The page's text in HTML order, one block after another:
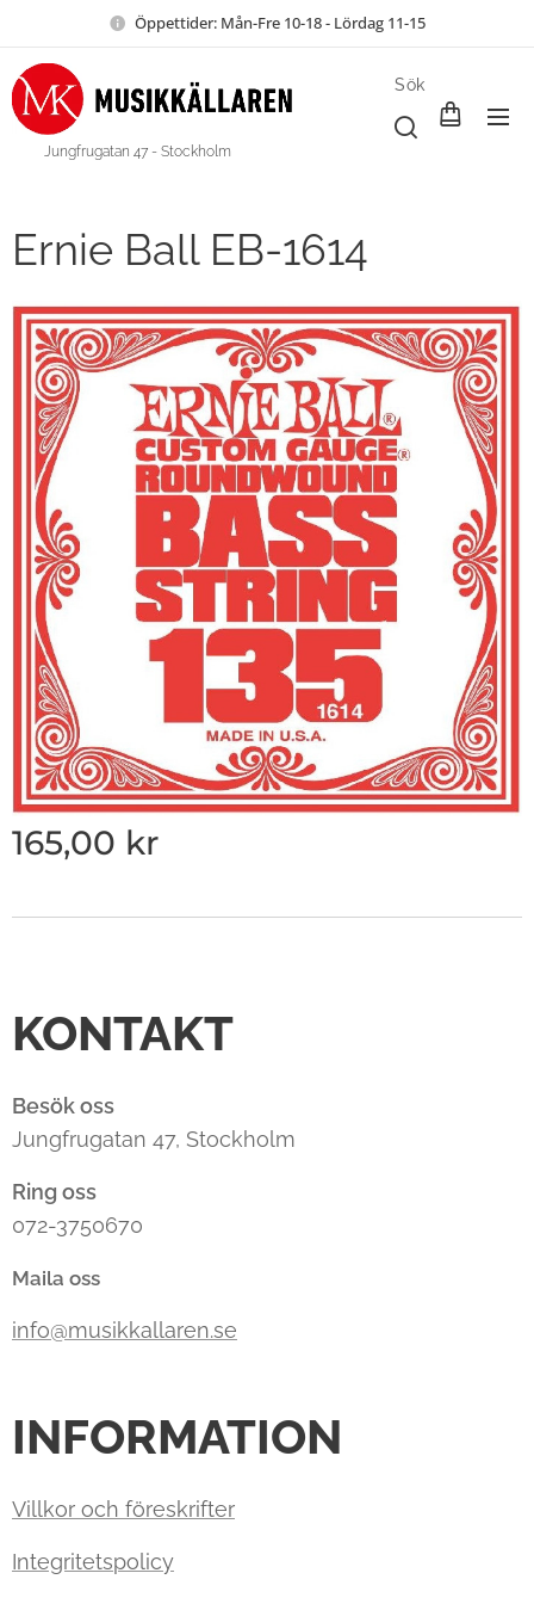
Öppettider: Mån-Fre 10-18 - Lördag 11-15
Jungfrugatan 47 - Stockholm
Sök
Ernie Ball EB-1614
165,00 kr
KONTAKT
Besök oss
Jungfrugatan 47, Stockholm
Ring oss
072-3750670
Maila oss
info@musikkallaren.se
INFORMATION
Villkor och föreskrifter
Integritetspolicy